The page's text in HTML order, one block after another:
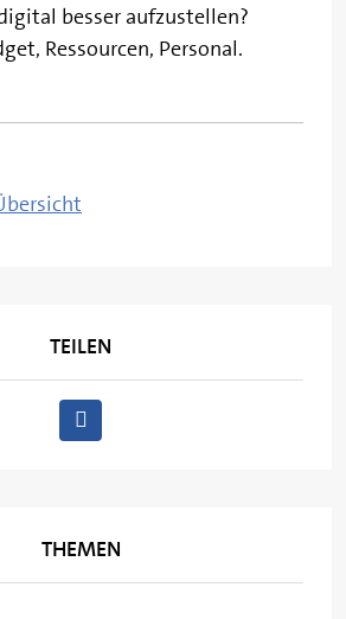
besser aufzustellen?
Ressourcen, Personal.
TEILEN
THEMEN